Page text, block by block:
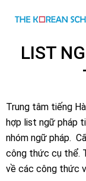
LIST
Trung tâm tiếng
hợp list ngữ pháp
nhóm ngữ pháp.
công thức cụ thể.
về các công thức